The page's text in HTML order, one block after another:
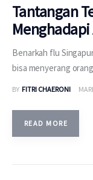
Tantangan
Benarkah flu
bisa menyerang
BY FITRI CHAERONI
READ MORE